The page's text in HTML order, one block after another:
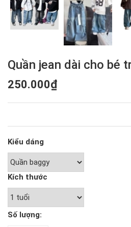
Quần jean dài cho bé
250.000₫
Kiểu dáng
Kích thước
Số lượng: